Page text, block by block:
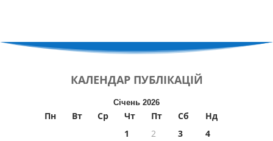
КАЛЕНДАР ПУБЛІКАЦІЙ
Січень 2026
Пн Вт Ср Чт Пт Сб
Нд
1
2 3
4